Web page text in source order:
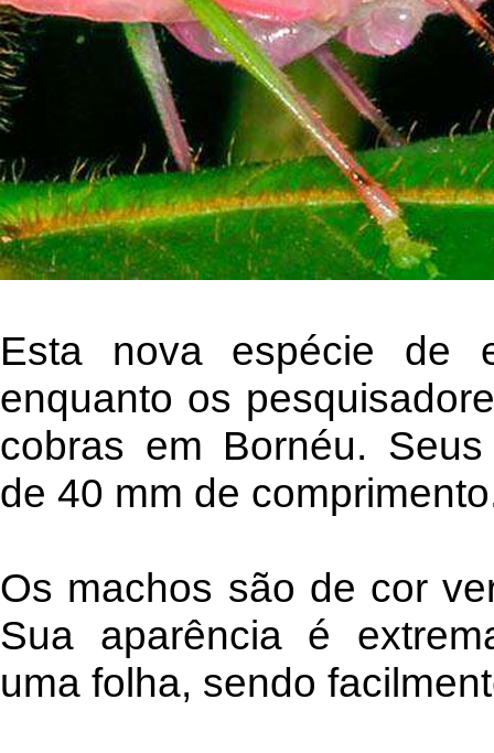
Esta nova espécie de
enquanto os
cobras em Bornéu.
de 40 mm de
Os machos são de cor
Sua aparência é
uma folha, sendo